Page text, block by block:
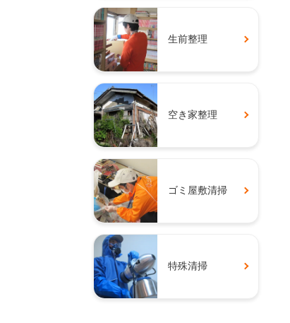
生前整理
空き家整理
ゴミ屋敷清掃
特殊清掃